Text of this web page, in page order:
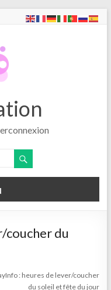
coucher du
: heures de lever/coucher
du soleil et fête du jour